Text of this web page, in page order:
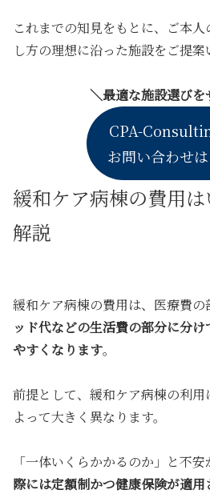
これまでの知見をもとに、ご本
し方の理想に沿った施設をご提案
＼最適な施設選びを
CPA-
お問い合わせ
緩和ケア病棟の費用
解説
緩和ケア病棟の費用は、医療費の
ッド代などの生活費の部分に分
やすくなります。
前提として、緩和ケア病棟の利
よって大きく異なります。
「一体いくらかかるのか」と不安
際には定額制かつ健康保険が適用